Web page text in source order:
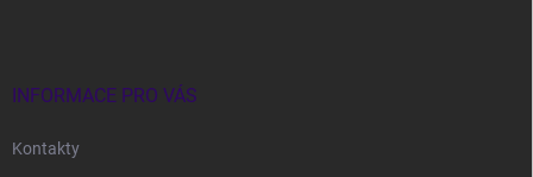
INFORMACE PRO VÁS
Kontakty